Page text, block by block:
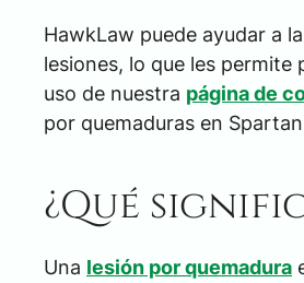
HawkLaw puede ayudar a
lesiones, lo que les
uso de nuestra página de
por quemaduras en
¿Qué
Una lesión por quemadura